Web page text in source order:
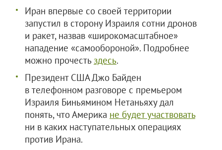
Иран впервые со своей территории
запустил в сторону Израиля сотни дронов
и ракет, назвав «широкомасштабное»
нападение «самообороной». Подробнее
можно прочесть здесь.
Президент США Джо Байден
в телефонном разговоре с премьером
Израиля Биньямином Нетаньяху дал
понять, что Америка не будет участвовать
ни в каких наступательных операциях
против Ирана.